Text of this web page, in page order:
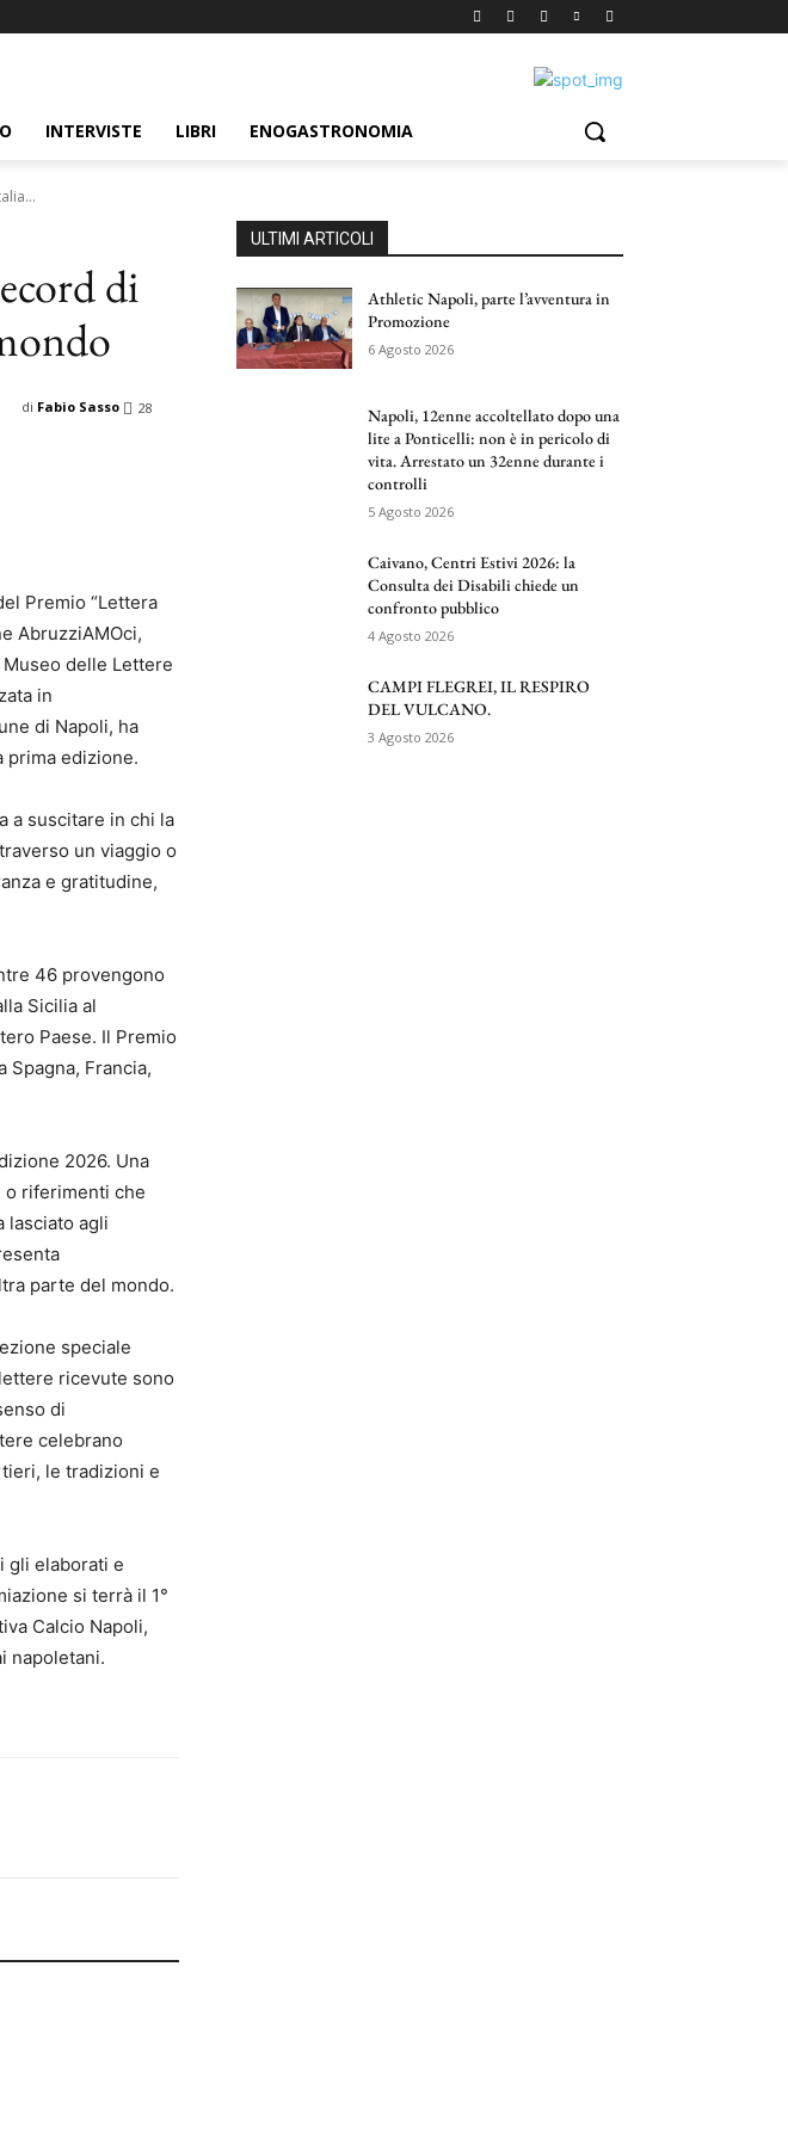
INTERVISTE LIBRI ENOGASTRONOMIA
di
28
di Fabio Sasso
Premio “Lettera
AbruzziAMOci,
Museo delle Lettere
in
di Napoli, ha
prima edizione.
a suscitare in chi la
un viaggio o
e gratitudine,
46 provengono
Sicilia al
Paese. Il Premio
Francia,
2026. Una
o riferimenti che
lasciato agli
parte del mondo.
speciale
ricevute sono
di
celebrano
le tradizioni e
gli elaborati e
si terrà il 1°
Calcio Napoli,
napoletani.
ULTIMI ARTICOLI
Athletic Napoli, parte l’avventura in
Promozione
6 Agosto 2026
Napoli, 12enne accoltellato dopo una
lite a Ponticelli: non è in pericolo di
vita. Arrestato un 32enne durante i
controlli
5 Agosto 2026
Caivano, Centri Estivi 2026: la
Consulta dei Disabili chiede un
confronto pubblico
4 Agosto 2026
CAMPI FLEGREI, IL RESPIRO
DEL VULCANO.
3 Agosto 2026